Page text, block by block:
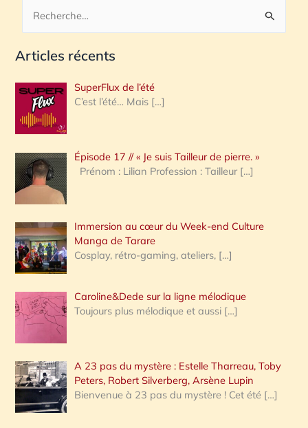
c
e
r
c
h
e
:
Articles récents
SuperFlux de l’été
C’est l’été… Mais […]
Épisode 17 // « Je suis Tailleur de pierre. »
Prénom : Lilian Profession : Tailleur […]
Immersion au cœur du Week-end Culture
Manga de Tarare
Cosplay, rétro-gaming, ateliers, […]
Caroline&Dede sur la ligne mélodique
Toujours plus mélodique et aussi […]
A 23 pas du mystère : Estelle Tharreau, Toby
Peters, Robert Silverberg, Arsène Lupin
Bienvenue à 23 pas du mystère ! Cet été […]